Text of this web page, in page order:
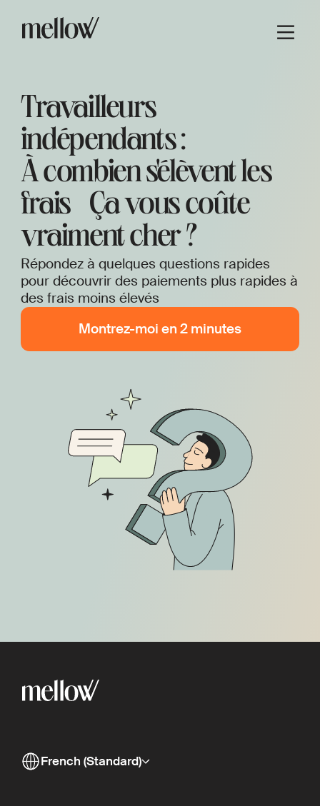
Travailleurs
indépendants :
À combien s'élèvent les
frais Ça vous coûte
vraiment cher ?
Répondez à quelques questions rapides
pour découvrir des paiements plus rapides à
des frais moins élevés
Montrez-moi en 2 minutes
French (Standard)